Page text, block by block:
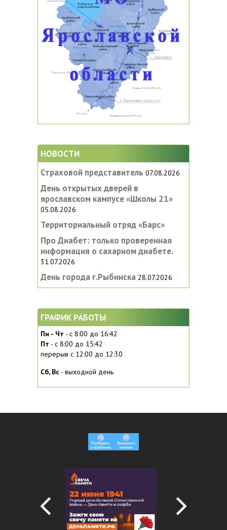
НОВОСТИ
Страховой представитель 07.08.2026
День открытых дверей в
ярославском кампусе «‎Школы 21»
05.08.2026
Территориальный отряд «Барс»
Про Диабет: только проверенная
информация о сахарном диабете.
31.07.2026
День города г.Рыбинска 28.07.2026
ГРАФИК РАБОТЫ
Пн - Чт - с 8:00 до 16:42
Пт - с 8:00 до 15:42
перерыв с 12:00 до 12:30
Сб, Вc - выходной день